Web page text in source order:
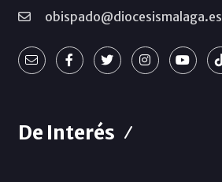
obispado@diocesismalaga.es
De Interés